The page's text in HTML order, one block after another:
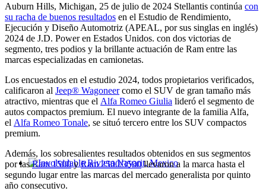
Involvidable Riviera Nayarit, Mexico
Auburn Hills, Michigan, 25 de julio de 2024 Stellantis continúa con
su racha de buenos resultados en el Estudio de Rendimiento,
Ejecución y Diseño Automotriz (APEAL, por sus singlas en inglés)
2024 de J.D. Power en Estados Unidos. con dos victorias de
segmento, tres podios y la brillante actuación de Ram entre las
marcas especializadas en camionetas.
Los encuestados en el estudio 2024, todos propietarios verificados,
calificaron al Jeep® Wagoneercomo el SUV de gran tamaño más
atractivo, mientras que el Alfa Romeo Giulia lideró el segmento de
autos compactos premium. El nuevo integrante de la familia Alfa,
el Alfa Romeo Tonale, se situó tercero entre los SUV compactos
premium.
Además, los sobresalientes resultados obtenidos en sus segmentos
por lasRam 1500yRam 2500/3500llevaron a la marca hasta el
segundo lugar entre las marcas del mercado generalista por quinto
año consecutivo.